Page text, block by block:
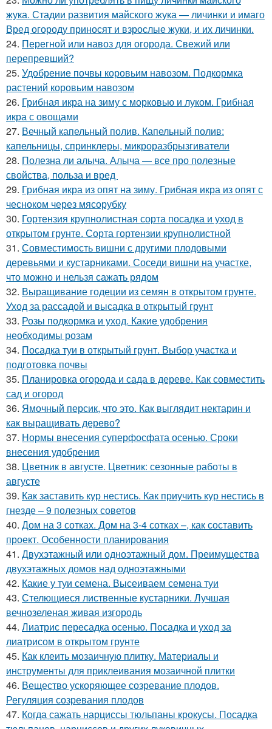
жука. Стадии развития майского жука — личинки и имаго
Вред огороду приносят и взрослые жуки, и их личинки.
24. Перегной или навоз для огорода. Свежий или
перепревший?
25. Удобрение почвы коровьим навозом. Подкормка
растений коровьим навозом
26. Грибная икра на зиму с морковью и луком. Грибная
икра с овощами
27. Вечный капельный полив. Капельный полив:
капельницы, спринклеры, микроразбрызгиватели
28. Полезна ли алыча. Алыча — все про полезные
свойства, польза и вред
29. Грибная икра из опят на зиму. Грибная икра из опят с
чесноком через мясорубку
30. Гортензия крупнолистная сорта посадка и уход в
открытом грунте. Сорта гортензии крупнолистной
31. Совместимость вишни с другими плодовыми
деревьями и кустарниками. Соседи вишни на участке,
что можно и нельзя сажать рядом
32. Выращивание годеции из семян в открытом грунте.
Уход за рассадой и высадка в открытый грунт
33. Розы подкормка и уход. Какие удобрения
необходимы розам
34. Посадка туи в открытый грунт. Выбор участка и
подготовка почвы
35. Планировка огорода и сада в дереве. Как совместить
сад и огород
36. Ямочный персик, что это. Как выглядит нектарин и
как выращивать дерево?
37. Нормы внесения суперфосфата осенью. Сроки
внесения удобрения
38. Цветник в августе. Цветник: сезонные работы в
августе
39. Как заставить кур нестись. Как приучить кур нестись в
гнезде – 9 полезных советов
40. Дом на 3 сотках. Дом на 3-4 сотках –, как составить
проект. Особенности планирования
41. Двухэтажный или одноэтажный дом. Преимущества
двухэтажных домов над одноэтажными
42. Какие у туи семена. Высеиваем семена туи
43. Стелющиеся лиственные кустарники. Лучшая
вечнозеленая живая изгородь
44. Лиатрис пересадка осенью. Посадка и уход за
лиатрисом в открытом грунте
45. Как клеить мозаичную плитку. Материалы и
инструменты для приклеивания мозаичной плитки
46. Вещество ускоряющее созревание плодов.
Регуляция созревания плодов
47. Когда сажать нарциссы тюльпаны крокусы. Посадка